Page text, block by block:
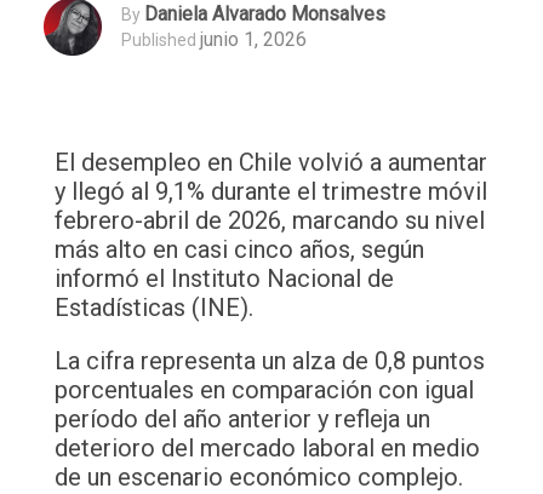
By Daniela Alvarado Monsalves
Published junio 1, 2026
El desempleo en Chile volvió a aumentar
y llegó al 9,1% durante el trimestre móvil
febrero-abril de 2026, marcando su nivel
más alto en casi cinco años, según
informó el Instituto Nacional de
Estadísticas (INE).
La cifra representa un alza de 0,8 puntos
porcentuales en comparación con igual
período del año anterior y refleja un
deterioro del mercado laboral en medio
de un escenario económico complejo.